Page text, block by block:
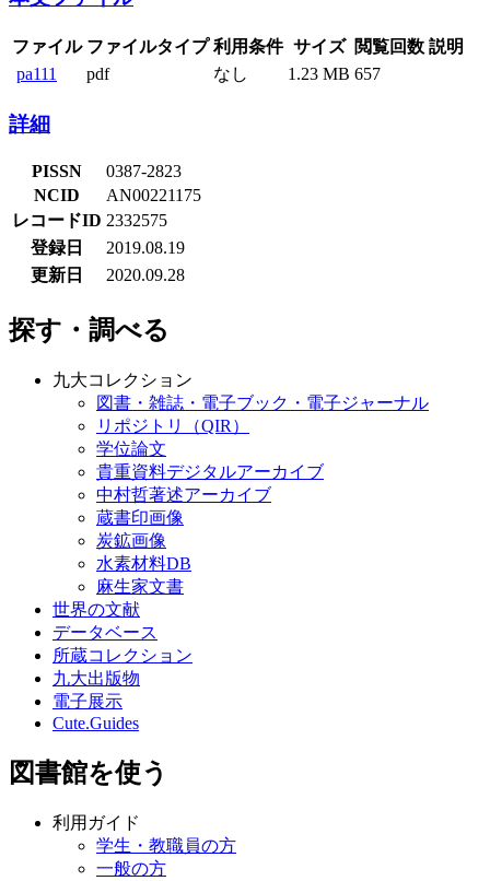
ファイル ファイルタイプ 利用条件 サイズ 閲覧回数 説明
pa111
pdf なし 1.23 MB 657
詳細
PISSN
0387-2823
NCID
AN00221175
レコードID 2332575
登録日
2019.08.19
更新日
2020.09.28
探す・調べる
九大コレクション
図書・雑誌・電子ブック・電子ジャーナル
リポジトリ（QIR）
学位論文
貴重資料デジタルアーカイブ
中村哲著述アーカイブ
蔵書印画像
炭鉱画像
水素材料DB
麻生家文書
世界の文献
データベース
所蔵コレクション
九大出版物
電子展示
Cute.Guides
図書館を使う
利用ガイド
学生・教職員の方
一般の方